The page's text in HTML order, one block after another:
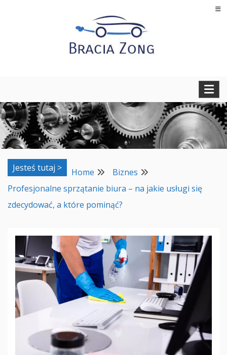
Jesteś tutaj > Home
Biznes
Profesjonalne sprzątanie biura – na jakie usługi się
zdecydować, a które pominąć?